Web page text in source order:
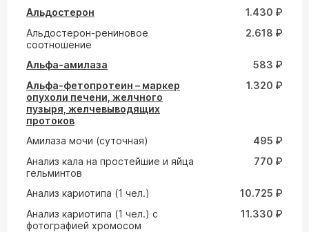
Альдостерон
1.430 ₽
Альдостерон-рениновое
соотношение
2.618 ₽
Альфа-амилаза
583 ₽
Альфа-фетопротеин – маркер
опухоли печени, желчного
пузыря, желчевыводящих
протоков
1.320 ₽
Амилаза мочи (суточная)
495 ₽
Анализ кала на простейшие и яйца
гельминтов
770 ₽
Анализ кариотипа (1 чел.)
10.725 ₽
Анализ кариотипа (1 чел.) с
фотографией хромосом
11.330 ₽